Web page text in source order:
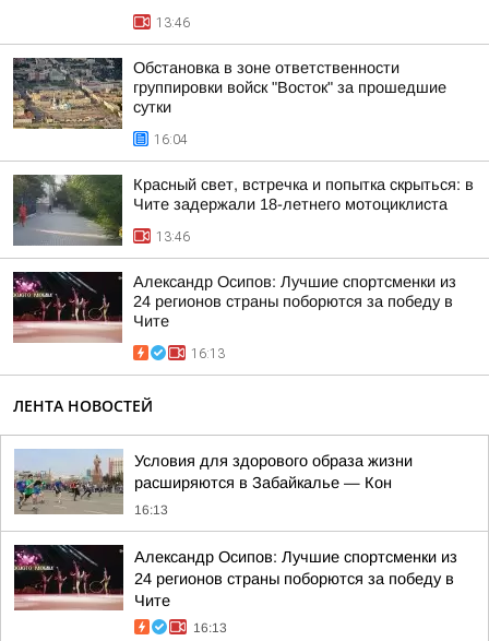
13:46
Обстановка в зоне ответственности
группировки войск "Восток" за прошедшие
сутки
16:04
Красный свет, встречка и попытка скрыться: в
Чите задержали 18-летнего мотоциклиста
13:46
Александр Осипов: Лучшие спортсменки из
24 регионов страны поборются за победу в
Чите
16:13
ЛЕНТА НОВОСТЕЙ
Условия для здорового образа жизни
расширяются в Забайкалье — Кон
16:13
Александр Осипов: Лучшие спортсменки из
24 регионов страны поборются за победу в
Чите
16:13